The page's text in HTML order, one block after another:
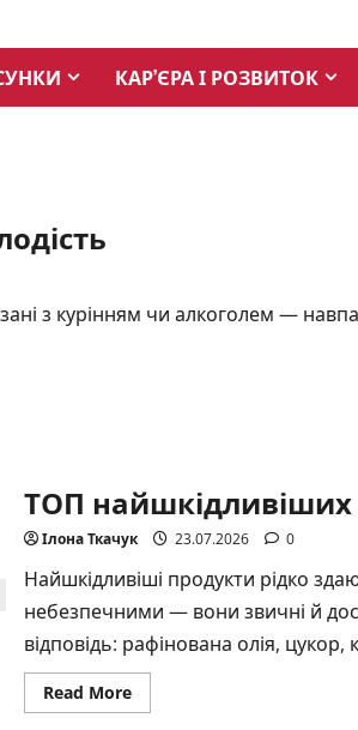
КАР’ЄРА І РОЗВИТОК
з курінням чи алкоголем —
ТОП найшкідливіших
Ілона Ткачук 23.07.2026 0
Найшкідливіші продукти рідко
небезпечними — вони звичні й
відповідь: рафінована олія, цукор,
Read MoreRead
more